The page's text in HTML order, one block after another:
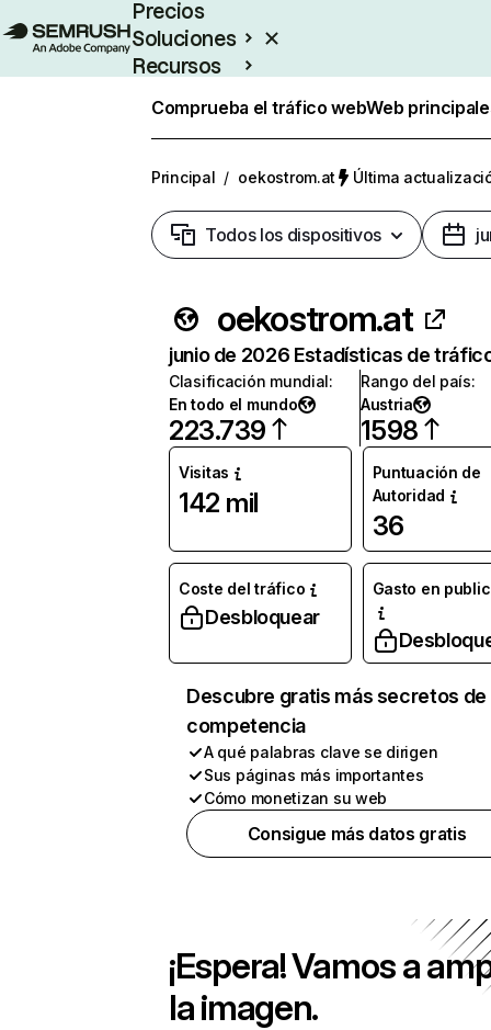
Precios
Soluciones
Recursos
Comprueba el tráfico webWeb
Principal / oekostrom.at Última
Todos los dispositivos
oekostrom.at
junio de 2026 Estadísticas de
Clasificación mundial:
En todo el mundo
223.739
Rango del país:
Austria
1598
Visitas
142 mil
Puntuación de
Autoridad
36
Coste del tráfico
Desbloquear
Gasto en
Descubre gratis más secretos de
competencia
A qué palabras clave se dirigen
Sus páginas más importantes
Cómo monetizan su web
Consigue más datos gratis
¡Espera! Vamos a
la imagen.